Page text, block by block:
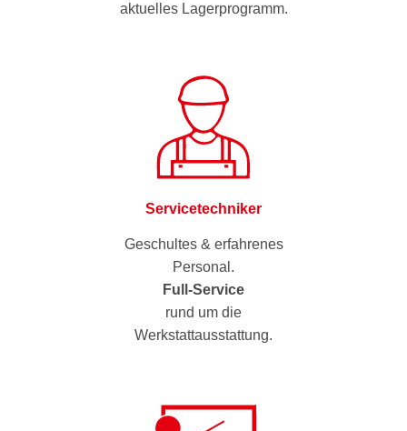
aktuelles Lagerprogramm.
Servicetechniker
Geschultes & erfahrenes
Personal.
Full-Service
rund um die
Werkstattausstattung.